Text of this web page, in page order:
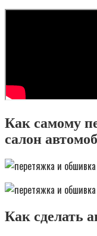
Как самому
салон
Как сделать